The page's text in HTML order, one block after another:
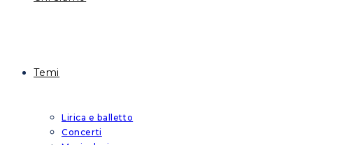
Temi
Lirica e balletto
Concerti